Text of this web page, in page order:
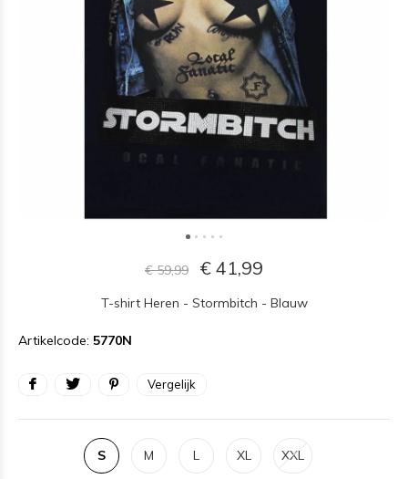
€ 59,99 € 41,99
T-shirt Heren - Stormbitch - Blauw
Artikelcode: 5770N
Vergelijk
S M L XL XXL